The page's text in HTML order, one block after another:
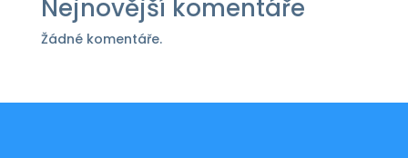
Nejnovější komentáře
Žádné komentáře.